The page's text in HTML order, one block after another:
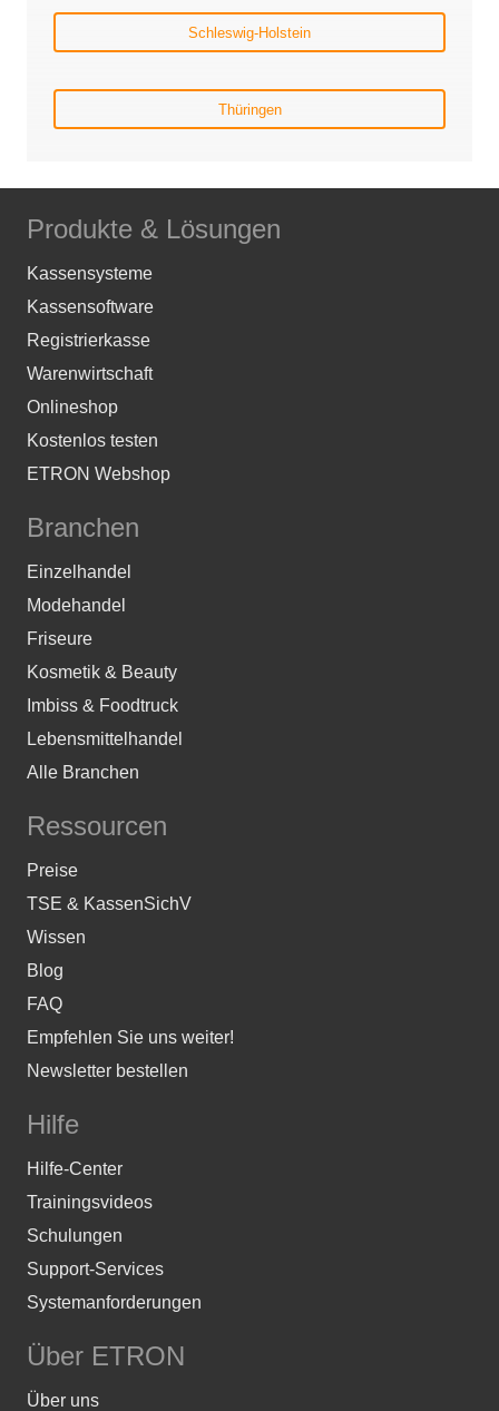
Schleswig-Holstein
Thüringen
Produkte & Lösungen
Kassensysteme
Kassensoftware
Registrierkasse
Warenwirtschaft
Onlineshop
Kostenlos testen
ETRON Webshop
Branchen
Einzelhandel
Modehandel
Friseure
Kosmetik & Beauty
Imbiss & Foodtruck
Lebensmittelhandel
Alle Branchen
Ressourcen
Preise
TSE & KassenSichV
Wissen
Blog
FAQ
Empfehlen Sie uns weiter!
Newsletter bestellen
Hilfe
Hilfe-Center
Trainingsvideos
Schulungen
Support-Services
Systemanforderungen
Über ETRON
Über uns